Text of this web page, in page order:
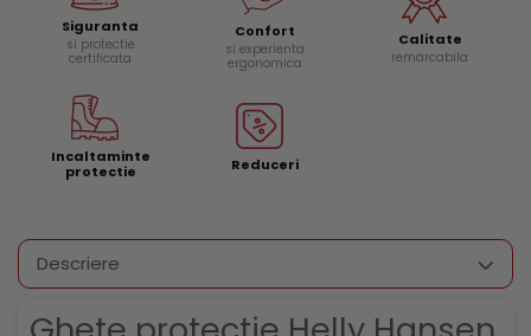
Siguranta
si protectie
certificata
Confort
si experienta
ergonomica
Calitate
remarcabila
Incaltaminte
protectie
Reduceri
Descriere